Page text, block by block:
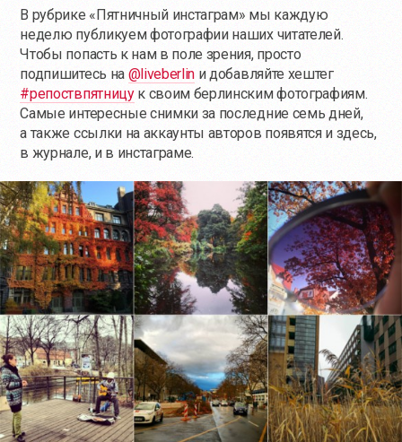
В рубрике «Пятничный инстаграм» мы каждую
неделю публикуем фотографии наших читателей.
Чтобы попасть к нам в поле зрения, просто
подпишитесь на @liveberlin и добавляйте хештег
#‎репоствпятницу‬ к своим берлинским фотографиям.
Самые интересные снимки за последние семь дней,
а также ссылки на аккаунты авторов появятся и здесь,
в журнале, и в инстаграме.